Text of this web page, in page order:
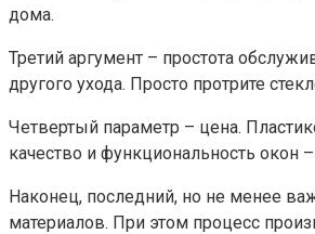
дома.
Третий аргумент – простота
другого ухода. Просто протрите
Четвертый параметр – цена.
качество и функциональность
Наконец, последний, но не менее
материалов. При этом процесс